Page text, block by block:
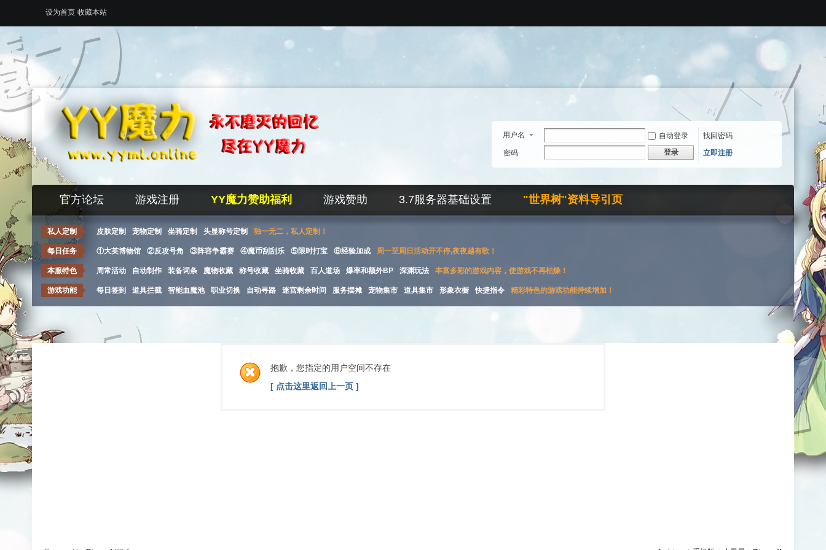
设为首页 收藏本站
用户名 自动登录
找回密码
密码
登录 立即注册
官方论坛 游戏注册 YY魔力赞助福利 游戏赞助 3.7服务器基础设置 "世界树"资料导引页
私人定制 皮肤定制 宠物定制 坐骑定制 头显称号定制 独一无二，私人定制！
每日任务 ①大英博物馆 ②反攻号角 ③阵容争霸赛 ④魔币刮刮乐 ⑤限时打宝 ⑥经验加成 周一至周日活动开不停,夜夜越有歌！
本服特色 周常活动 自动制作 装备词条 魔物收藏 称号收藏 坐骑收藏 百人道场 爆率和额外BP 深渊玩法 丰富多彩的游戏内容，使游戏不再枯燥！
游戏功能 每日签到 道具拦截 智能血魔池 职业切换 自动寻路 迷宫剩余时间 服务摆摊 宠物集市 道具集市 形象衣橱 快捷指令 精彩特色的游戏功能持续增加！
抱歉，您指定的用户空间不存在
[ 点击这里返回上一页 ]